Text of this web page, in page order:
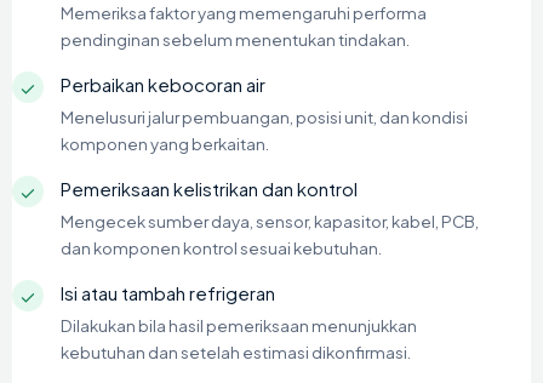
Memeriksa faktor yang memengaruhi performa
pendinginan sebelum menentukan tindakan.
✓ Perbaikan kebocoran air
Menelusuri jalur pembuangan, posisi unit, dan kondisi
komponen yang berkaitan.
✓ Pemeriksaan kelistrikan dan kontrol
Mengecek sumber daya, sensor, kapasitor, kabel, PCB,
dan komponen kontrol sesuai kebutuhan.
✓ Isi atau tambah refrigeran
Dilakukan bila hasil pemeriksaan menunjukkan
kebutuhan dan setelah estimasi dikonfirmasi.